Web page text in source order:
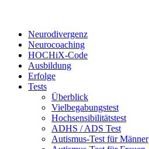
Neurodivergenz
Neurocoaching
HOCHiX-Code
Ausbildung
Erfolge
Tests
Überblick
Vielbegabungstest
Hochsensibilitätstest
ADHS / ADS Test
Autismus-Test für Männer